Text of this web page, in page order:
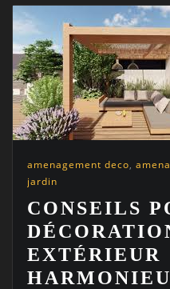
amenagement deco,
jardin
CONSEILS
EXTÉRIEUR